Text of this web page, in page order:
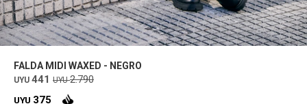
FALDA MIDI WAXED - NEGRO
UYU 441 UYU 2.790
UYU 375